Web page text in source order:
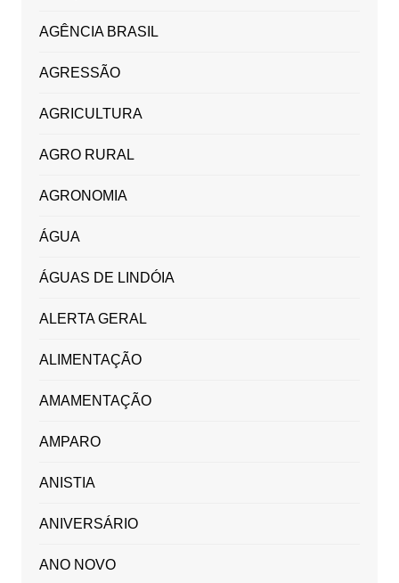
AGÊNCIA BRASIL
AGRESSÃO
AGRICULTURA
AGRO RURAL
AGRONOMIA
ÁGUA
ÁGUAS DE LINDÓIA
ALERTA GERAL
ALIMENTAÇÃO
AMAMENTAÇÃO
AMPARO
ANISTIA
ANIVERSÁRIO
ANO NOVO